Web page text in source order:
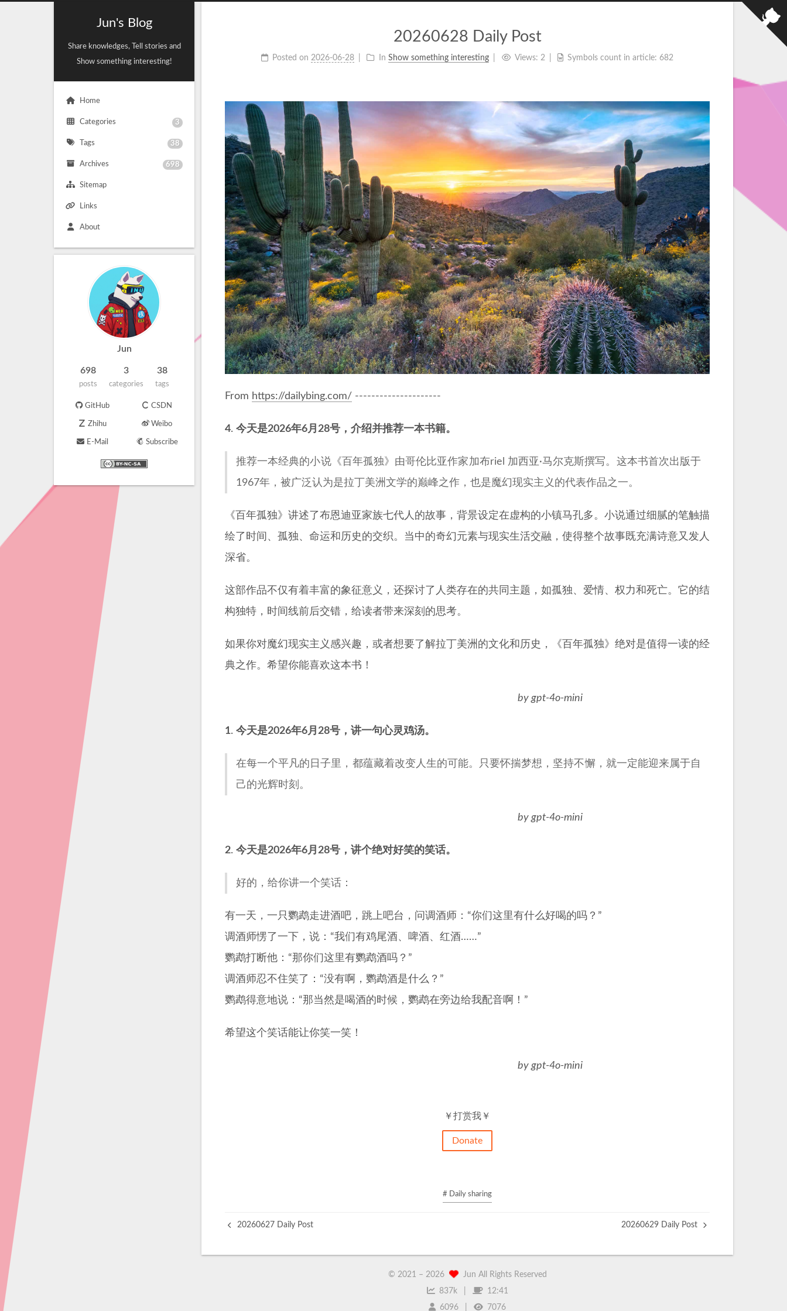
Jun's Blog
Share knowledges, Tell stories and
Show something interesting!
Home
Categories 3
Tags 38
Archives 698
Sitemap
Links
About
Jun
698
posts
3
categories
38
tags
GitHub CSDN
Zhihu Weibo
E-Mail Subscribe
20260628 Daily Post
Posted on 2026-06-28 In Show something interesting Views: 2 Symbols count in article: 682
From https://dailybing.com/ ---------------------
4. 今天是2026年6月28号，介绍并推荐一本书籍。
推荐一本经典的小说《百年孤独》由哥伦比亚作家加布riel 加西亚·马尔克斯撰写。这本书首次出版于
1967年，被广泛认为是拉丁美洲文学的巅峰之作，也是魔幻现实主义的代表作品之一。
《百年孤独》讲述了布恩迪亚家族七代人的故事，背景设定在虚构的小镇马孔多。小说通过细腻的笔触描
绘了时间、孤独、命运和历史的交织。当中的奇幻元素与现实生活交融，使得整个故事既充满诗意又发人
深省。
这部作品不仅有着丰富的象征意义，还探讨了人类存在的共同主题，如孤独、爱情、权力和死亡。它的结
构独特，时间线前后交错，给读者带来深刻的思考。
如果你对魔幻现实主义感兴趣，或者想要了解拉丁美洲的文化和历史，《百年孤独》绝对是值得一读的经
典之作。希望你能喜欢这本书！
by gpt-4o-mini
1. 今天是2026年6月28号，讲一句心灵鸡汤。
在每一个平凡的日子里，都蕴藏着改变人生的可能。只要怀揣梦想，坚持不懈，就一定能迎来属于自
己的光辉时刻。
by gpt-4o-mini
2. 今天是2026年6月28号，讲个绝对好笑的笑话。
好的，给你讲一个笑话：
有一天，一只鹦鹉走进酒吧，跳上吧台，问调酒师：“你们这里有什么好喝的吗？”
调酒师愣了一下，说：“我们有鸡尾酒、啤酒、红酒……”
鹦鹉打断他：“那你们这里有鹦鹉酒吗？”
调酒师忍不住笑了：“没有啊，鹦鹉酒是什么？”
鹦鹉得意地说：“那当然是喝酒的时候，鹦鹉在旁边给我配音啊！”
希望这个笑话能让你笑一笑！
by gpt-4o-mini
￥打赏我￥
Donate
# Daily sharing
20260627 Daily Post 20260629 Daily Post
© 2021 – 2026
Jun All Rights Reserved
837k
12:41
6096
7076